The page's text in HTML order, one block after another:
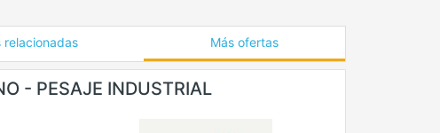
relacionadas Más ofertas
- PESAJE INDUSTRIAL